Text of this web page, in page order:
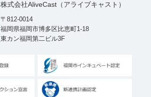
株式会社AliveCast（アライブキャスト）
〒812-0014
福岡県福岡市博多区比恵町1-18
東カン福岡第二ビル3F